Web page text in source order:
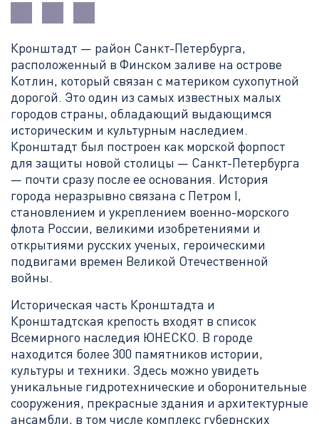
Кронштадт — район Санкт-Петербурга,
расположенный в Финском заливе на острове
Котлин, который связан с материком сухопутной
дорогой. Это один из самых известных малых
городов страны, обладающий выдающимся
историческим и культурным наследием.
Кронштадт был построен как морской форпост
для защиты новой столицы — Санкт-Петербурга
— почти сразу после ее основания. История
города неразрывно связана с Петром I,
становлением и укреплением военно-морского
флота России, великими изобретениями и
открытиями русских ученых, героическими
подвигами времен Великой Отечественной
войны.
Историческая часть Кронштадта и
Кронштадтская крепость входят в список
Всемирного наследия ЮНЕСКО. В городе
находится более 300 памятников истории,
культуры и техники. Здесь можно увидеть
уникальные гидротехнические и оборонительные
сооружения, прекрасные здания и архитектурные
ансамбли, в том числе комплекс губернских